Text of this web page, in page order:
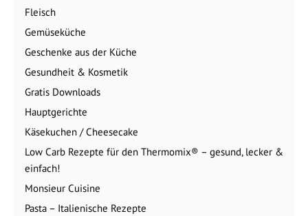
Fleisch
Gemüseküche
Geschenke aus der Küche
Gesundheit & Kosmetik
Gratis Downloads
Hauptgerichte
Käsekuchen / Cheesecake
Low Carb Rezepte für den Thermomix® – gesund, lecker &
einfach!
Monsieur Cuisine
Pasta – Italienische Rezepte